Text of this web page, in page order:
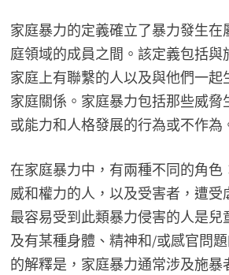
家庭暴力的定義確立了暴力發生在
庭領域的成員之間。該定義包括與
家庭上有聯繫的人以及與他們一起
家庭關係。家庭暴力包括那些威脅
或能力和人格發展的行為或不作為
在家庭暴力中，有兩種不同的角色
威和權力的人，以及受害者，遭受
最容易受到此類暴力侵害的人是兒
及有某種身體、精神和/或感官問
的解釋是，家庭暴力通常涉及施暴